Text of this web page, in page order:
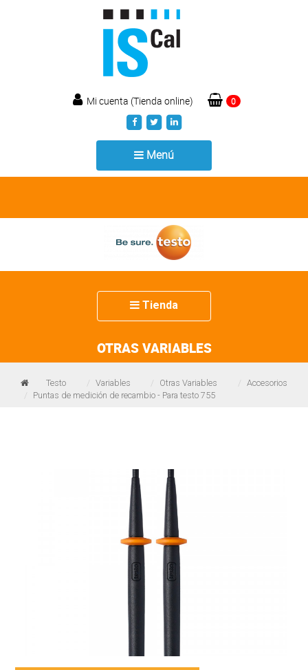
Mi cuenta (Tienda online) 0
Menú
navigation
Tienda
navigation
OTRAS VARIABLES
Testo Variables Otras Variables
Accesorios
Puntas de medición de recambio - Para testo 755